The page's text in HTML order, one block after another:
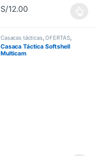
S/12.00
Casacas tácticas,OFERTAS,
PRENDAS
Casaca Táctica Softshell
Multicam